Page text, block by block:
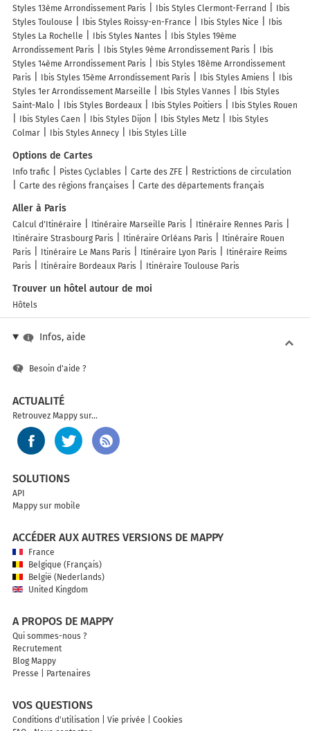
Styles 13ème Arrondissement Paris
Ibis Styles Clermont-Ferrand
Ibis
Styles Toulouse
Ibis Styles Roissy-en-France Ibis Styles Nice
Ibis
Styles La Rochelle
Ibis Styles Nantes
Ibis Styles 19ème
Arrondissement Paris
Ibis Styles 9ème Arrondissement Paris
Ibis
Styles 14ème Arrondissement Paris
Ibis Styles 18ème Arrondissement
Paris
Ibis Styles 15ème Arrondissement Paris Ibis Styles Amiens
Ibis
Styles 1er Arrondissement Marseille
Ibis Styles Vannes
Ibis Styles
Saint-Malo
Ibis Styles Bordeaux Ibis Styles Poitiers
Ibis Styles Rouen
Ibis Styles Caen
Ibis Styles Dijon Ibis Styles Metz
Ibis Styles
Colmar
Ibis Styles Annecy Ibis Styles Lille
Options de Cartes
Info trafic Pistes Cyclables Carte des ZFE
Restrictions de circulation
Carte des régions françaises
Carte des départements français
Aller à Paris
Calcul d'Itinéraire Itinéraire Marseille Paris
Itinéraire Rennes Paris
Itinéraire Strasbourg Paris
Itinéraire Orléans Paris
Itinéraire Rouen
Paris
Itinéraire Le Mans Paris Itinéraire Lyon Paris
Itinéraire Reims
Paris
Itinéraire Bordeaux Paris Itinéraire Toulouse Paris
Trouver un hôtel autour de moi
Hôtels
Infos, aide
Besoin d'aide ?
ACTUALITÉ
Retrouvez Mappy sur...
SOLUTIONS
API
Mappy sur mobile
ACCÉDER AUX AUTRES VERSIONS DE MAPPY
France
Belgique (Français)
België (Nederlands)
United Kingdom
A PROPOS DE MAPPY
Qui sommes-nous ?
Recrutement
Blog Mappy
Presse
Partenaires
VOS QUESTIONS
Conditions d'utilisation Vie privée
Cookies